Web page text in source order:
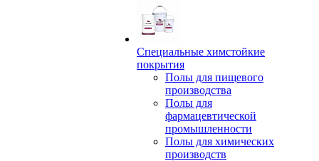
Специальные химстойкие
покрытия
Полы для пищевого
производства
Полы для
фармацевтической
промышленности
Полы для химических
производств